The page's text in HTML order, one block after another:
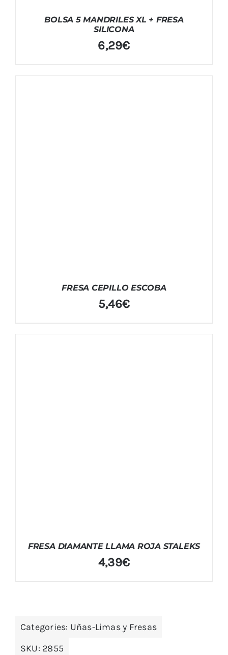
BOLSA 5 MANDRILES XL + FRESA
SILICONA
6,29€
FRESA CEPILLO ESCOBA
5,46€
FRESA DIAMANTE LLAMA ROJA STALEKS
4,39€
Categories: Uñas-Limas y Fresas
SKU: 2855